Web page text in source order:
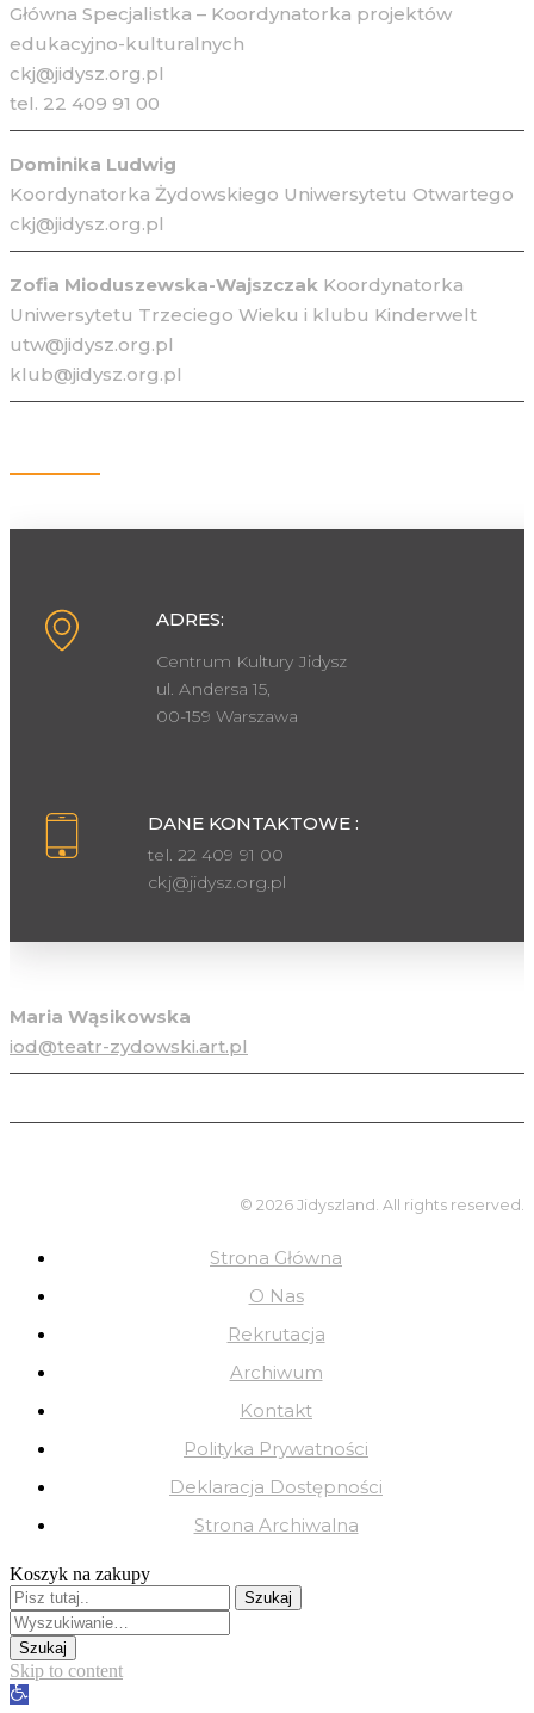
Główna Specjalistka – Koordynatorka projektów
edukacyjno-kulturalnych
ckj@jidysz.org.pl
tel. 22 409 91 00
Dominika Ludwig
Koordynatorka Żydowskiego Uniwersytetu Otwartego
ckj@jidysz.org.pl
Zofia Mioduszewska-Wajszczak Koordynatorka
Uniwersytetu Trzeciego Wieku i klubu Kinderwelt
utw@jidysz.org.pl
klub@jidysz.org.pl
ADRES:
Centrum Kultury Jidysz
ul. Andersa 15,
00-159 Warszawa
DANE KONTAKTOWE :
tel. 22 409 91 00
ckj@jidysz.org.pl
Maria Wąsikowska
iod@teatr-zydowski.art.pl
© 2026 Jidyszland. All rights reserved.
Strona Główna
O Nas
Rekrutacja
Archiwum
Kontakt
Polityka Prywatności
Deklaracja Dostępności
Strona Archiwalna
Koszyk na zakupy
Skip to content
Open